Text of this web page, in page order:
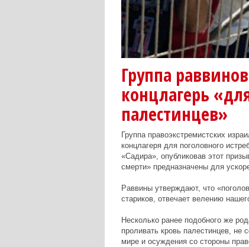
Группа
концлагерь
палестинцев»
Группа правоэкстремистских
концлагеря для поголовного
«Садира», опубликовав этот
смерти» предназначены для
Раввины утверждают, что
стариков, отвечает велению
Несколько ранее подобного же
проливать кровь палестинцев, не
мире и осуждения со стороны